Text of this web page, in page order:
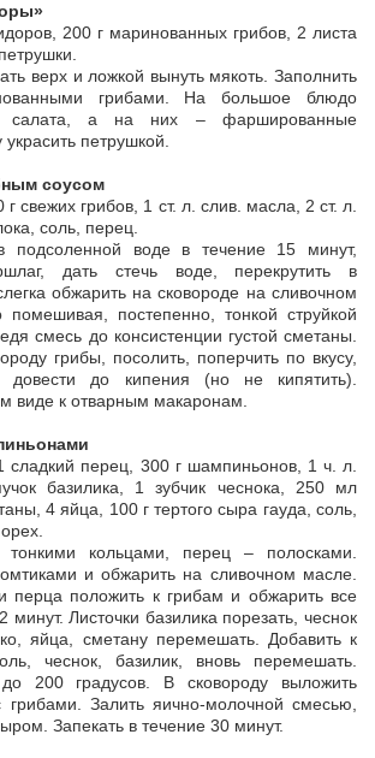
200 г маринованных грибов, 2 листа
верх и ложкой вынуть мякоть. Заполнить
грибами. На большое блюдо
салата, а на них – фаршированные
петрушкой.
соусом
свежих грибов, 1 ст. л. слив. масла, 2 ст. л.
соль, перец.
подсоленной воде в течение 15 минут,
дать стечь воде, перекрутить в
обжарить на сковороде на сливочном
помешивая, постепенно, тонкой струйкой
смесь до консистенции густой сметаны.
грибы, посолить, поперчить по вкусу,
довести до кипения (но не кипятить).
виде к отварным макаронам.
сладкий перец, 300 г шампиньонов, 1 ч. л.
базилика, 1 зубчик чеснока, 250 мл
4 яйца, 100 г тертого сыра гауда, соль,
тонкими кольцами, перец – полосками.
и обжарить на сливочном масле.
перца положить к грибам и обжарить все
минут. Листочки базилика порезать, чеснок
яйца, сметану перемешать. Добавить к
чеснок, базилик, вновь перемешать.
до 200 градусов. В сковороду выложить
Залить яично-молочной смесью,
Запекать в течение 30 минут.